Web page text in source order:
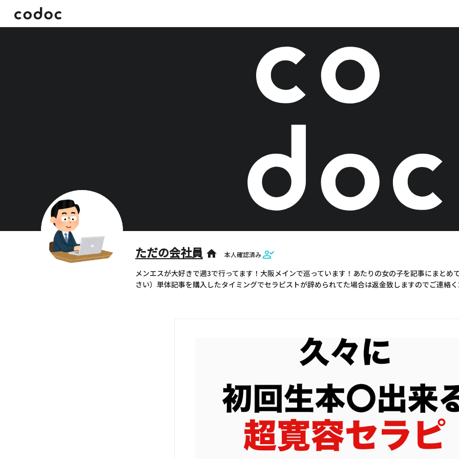
ただの会社員 home 本人確認済み
メンエスが大好きで週3で行ってます！大阪メインで巡っています！あたりの女の子を記事にまと
さい）単体記事を購入したタイミングでセラピストが辞められてた場合は返金致しますのでご連絡